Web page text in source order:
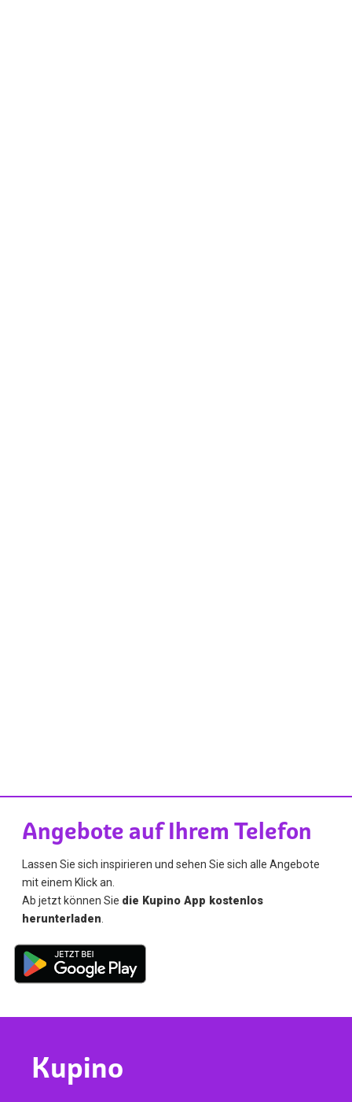
Angebote auf Ihrem Telefon
Lassen Sie sich inspirieren und sehen Sie sich alle Angebote
mit einem Klick an.
Ab jetzt können Sie die Kupino App kostenlos
herunterladen.
Kupino